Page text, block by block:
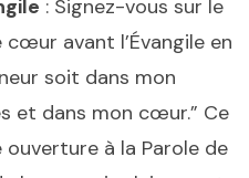
: Signez-vous sur le
avant l’Évangile en
soit dans mon
et dans mon cœur.” Ce
à la Parole de